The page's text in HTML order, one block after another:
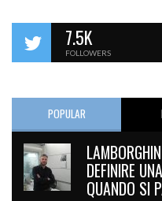
7.5K
FOLLOWERS
POPULAR
DEFINIRE
QUANDO SI